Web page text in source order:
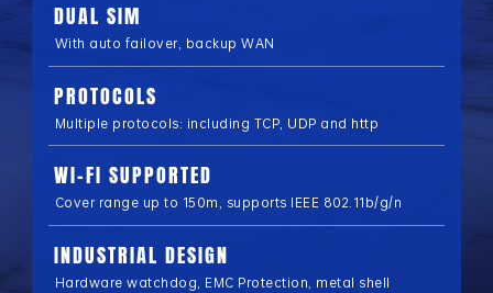
DUAL SIM
With auto failover, backup WAN
PROTOCOLS
Multiple protocols: including TCP, UDP and http
WI-FI SUPPORTED
Cover range up to 150m, supports IEEE 802.11b/g/n
INDUSTRIAL DESIGN
Hardware watchdog, EMC Protection, metal shell